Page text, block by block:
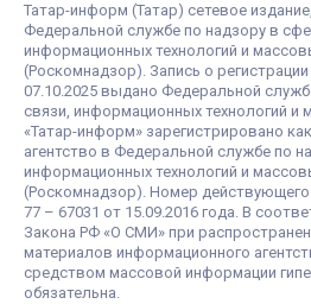
Татар-информ (Татар) сетевое
Федеральной службе по надзору в
информационных технологий и
(Роскомнадзор). Запись о
07.10.2025 выдано Федеральной
связи, информационных технологий и
«Татар-информ» зарегистрировано
агентство в Федеральной службе по
информационных технологий и
(Роскомнадзор). Номер
77 – 67031 от 15.09.2016 года. В
Закона РФ «О СМИ» при
материалов информационного
средством массовой информации
обязательна.